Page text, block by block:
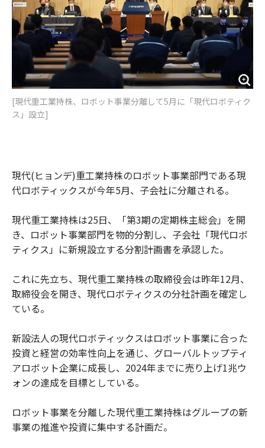
[現代重工業持株、ロボット事業分離して5月に「現代ロボティク
ス」設立]
現代(ヒョンデ)重工業持株のロボット事業部門である現
代ロボティックスが今年5月、子会社に分離される。
現代重工業持株は25日、「第3期の定期株主総会」を開
き、ロボット事業部門を物的分割し、子会社「現代ロボ
ティクス」に新規設立する分割計画書を承認した。
これに先立ち、現代重工業持株の取締役会は昨年12月、
取締役会を開き、現代ロボティクスの分社計画を確定し
ている。
新設法人の現代ロボティックスはロボット事業に合った
投資と経営の効率性向上を通じ、グローバルトップティ
アロボット企業に成長し、2024年までに売り上げ1兆ウ
ォンの達成を目標としている。
ロボット事業を分離した現代重工業持株はグループの新
事業の推進や投資に集中する計画だ。